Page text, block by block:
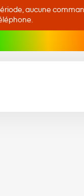
aucune